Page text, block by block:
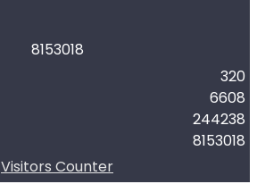
8153018
320
6608
244238
8153018
Visitors Counter